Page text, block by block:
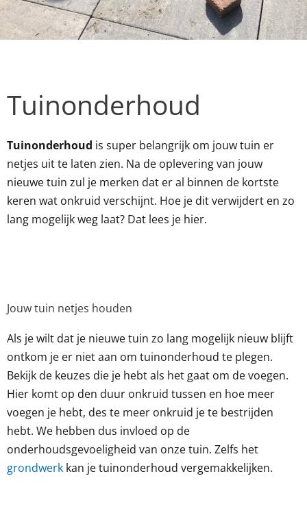
Tuinonderhoud
Tuinonderhoud is super belangrijk om jouw tuin er
netjes uit te laten zien. Na de oplevering van jouw
nieuwe tuin zul je merken dat er al binnen de kortste
keren wat onkruid verschijnt. Hoe je dit verwijdert en zo
lang mogelijk weg laat? Dat lees je hier.
Jouw tuin netjes houden
Als je wilt dat je nieuwe tuin zo lang mogelijk nieuw blijft
ontkom je er niet aan om tuinonderhoud te plegen.
Bekijk de keuzes die je hebt als het gaat om de voegen.
Hier komt op den duur onkruid tussen en hoe meer
voegen je hebt, des te meer onkruid je te bestrijden
hebt. We hebben dus invloed op de
onderhoudsgevoeligheid van onze tuin. Zelfs het
grondwerk kan je tuinonderhoud vergemakkelijken.